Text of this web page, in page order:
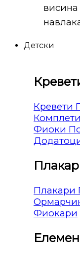
висина
Детски
Кревети
Комплети
Фиоки
Плакари
Фиокари